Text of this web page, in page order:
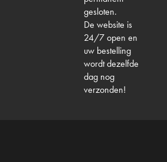
gesloten.
De website is
24/7 open en
uw bestelling
wordt dezelfde
dag nog
verzonden!